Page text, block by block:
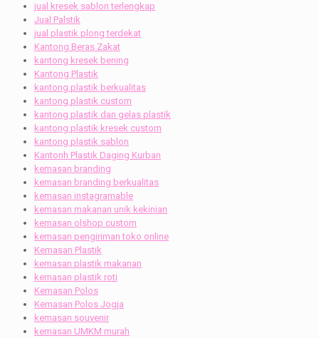
jual kresek sablon terlengkap
Jual Palstik
jual plastik plong terdekat
Kantong Beras Zakat
kantong kresek bening
Kantong Plastik
kantong plastik berkualitas
kantong plastik custom
kantong plastik dan gelas plastik
kantong plastik kresek custom
kantong plastik sablon
Kantonh Plastik Daging Kurban
kemasan branding
kemasan branding berkualitas
kemasan instagramable
kemasan makanan unik kekinian
kemasan olshop custom
kemasan pengiriman toko online
Kemasan Plastik
kemasan plastik makanan
kemasan plastik roti
Kemasan Polos
Kemasan Polos Jogja
kemasan souvenir
kemasan UMKM murah